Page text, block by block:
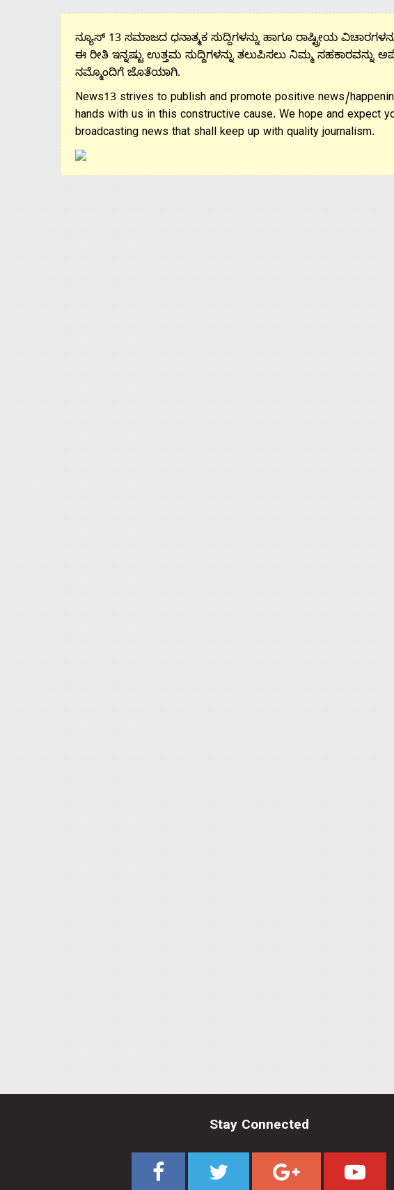
Contact
ನ್ಯೂಸ್ 13 ಸಮಾಜದ ಧನಾತ್ಮಕ ಸುದ್ದಿಗಳನ್ನು ಹಾಗೂ ರಾಷ್ಟ್ರೀಯ
ಈ ರೀತಿ ಇನ್ನಷ್ಟು ಉತ್ತಮ ಸುದ್ದಿಗಳನ್ನು ತಲುಪಿಸಲು ನಿಮ್ಮ ಸಹಕಾರವನ್ನು
ನಮ್ಮೊಂದಿಗೆ ಜೊತೆಯಾಗಿ.
News13 strives to publish and promote positive news/
hands with us in this constructive cause. We hope and expect
broadcasting news that shall keep up with quality journalism.
Stay Connected